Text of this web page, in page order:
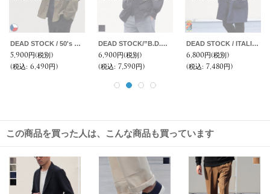
DEAD STOCK / 50's MaoCollor Jacket（50's チェコ軍 マオカラージャケット）
5,900円(税別)
(税込: 6,490円)
DEAD STOCK/”B.D.U. Jacket BLACK357”（B.D.U. ジャケット リップストップ）
6,900円(税別)
(税込: 7,590円)
DEAD STOCK / ITALIA MILITARY Security Work Coat（イタリア軍セキュリティワークコート）
6,800円(税別)
(税込: 7,480円)
この商品を買った人は、こんな商品も買っています